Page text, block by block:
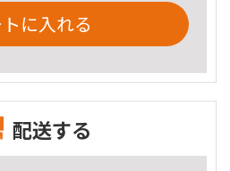
に入れる
配送する